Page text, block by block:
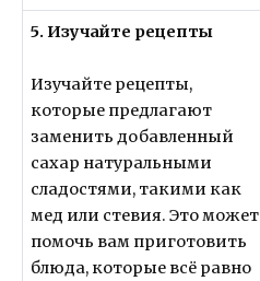
5. Изучайте рецепты
Изучайте рецепты,
которые предлагают
заменить добавленный
сахар натуральными
сладостями, такими как
мед или стевия. Это может
помочь вам приготовить
блюда, которые всё равно